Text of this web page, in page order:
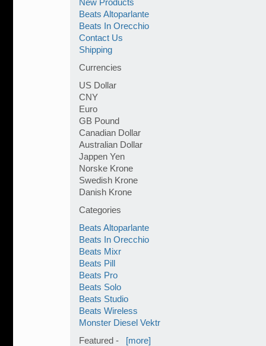
New Products
Beats Altoparlante
Beats In Orecchio
Contact Us
Shipping
Currencies
US Dollar
CNY
Euro
GB Pound
Canadian Dollar
Australian Dollar
Jappen Yen
Norske Krone
Swedish Krone
Danish Krone
Categories
Beats Altoparlante
Beats In Orecchio
Beats Mixr
Beats Pill
Beats Pro
Beats Solo
Beats Studio
Beats Wireless
Monster Diesel Vektr
Featured -
[more]